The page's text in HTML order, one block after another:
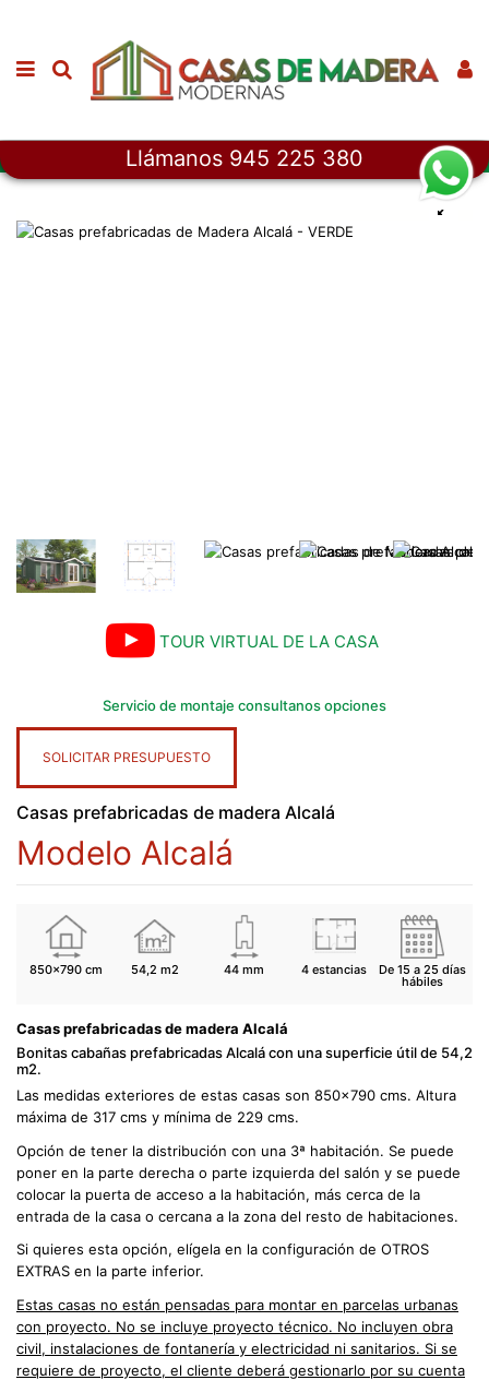
Llámanos 945 225 380
Casas de Madera Casas prefabricadas de madera Alcalá
TOUR VIRTUAL DE LA CASA
Servicio de montaje consultanos opciones
SOLICITAR PRESUPUESTO
Casas prefabricadas de madera Alcalá
Modelo Alcalá
850x790 cm 54,2 m2 44 mm 4 estancias De 15 a 25 días
hábiles
Casas prefabricadas de madera Alcalá
Bonitas cabañas prefabricadas Alcalá con una superficie útil de 54,2
m2.
Las medidas exteriores de estas casas son 850x790 cms. Altura
máxima de 317 cms y mínima de 229 cms.
Opción de tener la distribución con una 3ª habitación. Se puede
poner en la parte derecha o parte izquierda del salón y se puede
colocar la puerta de acceso a la habitación, más cerca de la
entrada de la casa o cercana a la zona del resto de habitaciones.
Si quieres esta opción, elígela en la configuración de OTROS
EXTRAS en la parte inferior.
Estas casas no están pensadas para montar en parcelas urbanas
con proyecto. No se incluye proyecto técnico. No incluyen obra
civil, instalaciones de fontanería y electricidad ni sanitarios. Si se
requiere de proyecto, el cliente deberá gestionarlo por su cuenta